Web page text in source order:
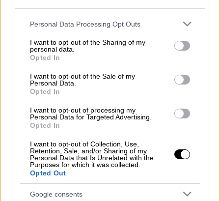
Please note that this website/app uses one or more Google
not limited to your visit or usage behaviour. You may click to
grant or deny consent to Google and its third-party tags to
use your data for below specified purposes in below Google
consent section.
Personal Data Processing Opt Outs
I want to opt-out of the Sharing of my
personal data.
Opted In
I want to opt-out of the Sale of my
Personal Data.
Opted In
I want to opt-out of processing my
Personal Data for Targeted Advertising.
Opted In
I want to opt-out of Collection, Use,
Retention, Sale, and/or Sharing of my
Personal Data that Is Unrelated with the
Purposes for which it was collected.
Opted Out
Google consents
Κατόπιν θα σας ζητηθεί να σώσετε ή να
ανοίξετε το αρχείο SkypeSetup.exe. Δεν
ανοίγετε, δεν «τρέχετε» το πρόγραμμα πριν
ολοκληρωθεί η διαδικασία του download.
Το Skype προσφέρει συνήθως δύο τύπους
download, τον καθιερωμένο κάθε φορά και
δοκιμαστικό επίπεδο. Αν είναι η πρώτη
φορά που θα το χρησιμοποιήσετε, καλό είναι
να κατεβάσετε την επικρατούσα εκδοχή, που
είναι δοκιμασμένη και σταθερή.
Στην επιφάνεια εργασίας (Windows Desktop)